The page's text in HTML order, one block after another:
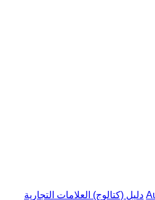
دليل (كتالوج) العلامات التجارية